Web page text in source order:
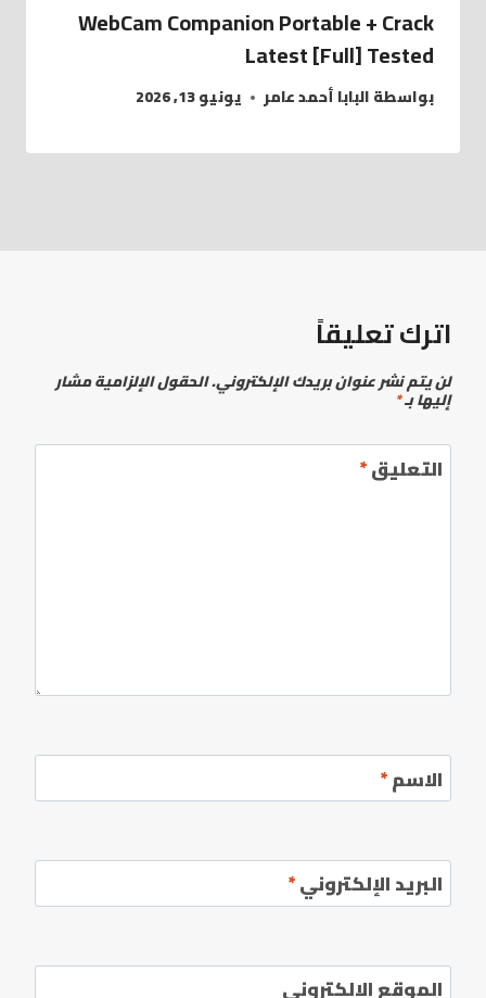
WebCam Companion Portable + Crack
Latest [Full] Tested
بواسطةالبابا أحمد عامر يونيو 13, 2026
اترك تعليقاً
لن يتم نشر عنوان بريدك الإلكتروني.الحقول الإلزامية مشار
إليها بـ*
التعليق*
الاسم*
البريد الإلكتروني*
الموقع الإلكتروني